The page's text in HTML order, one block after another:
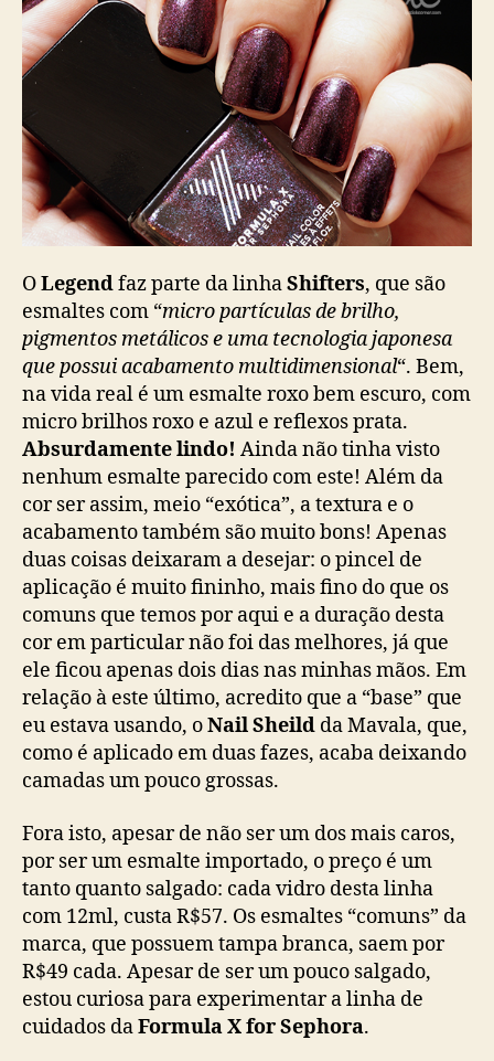
OLegendfaz parte da linhaShifters, que são
esmaltes com “micro partículas de brilho,
pigmentos metálicos e uma tecnologia japonesa
que possui acabamento multidimensional“. Bem,
na vida real é um esmalte roxo bem escuro, com
micro brilhos roxo e azul e reflexos prata.
Absurdamente lindo! Ainda não tinha visto
nenhum esmalte parecido com este! Além da
cor ser assim, meio “exótica”, a textura e o
acabamento também são muito bons! Apenas
duas coisas deixaram a desejar: o pincel de
aplicação é muito fininho, mais fino do que os
comuns que temos por aqui e a duração desta
cor em particular não foi das melhores, já que
ele ficou apenas dois dias nas minhas mãos. Em
relação à este último, acredito que a “base” que
eu estava usando, oNail Sheild da Mavala, que,
como é aplicado em duas fazes, acaba deixando
camadas um pouco grossas.
Fora isto, apesar de não ser um dos mais caros,
por ser um esmalte importado, o preço é um
tanto quanto salgado: cada vidro desta linha
com 12ml, custa R$57. Os esmaltes “comuns” da
marca, que possuem tampa branca, saem por
R$49 cada. Apesar de ser um pouco salgado,
estou curiosa para experimentar a linha de
cuidados daFormula X for Sephora.